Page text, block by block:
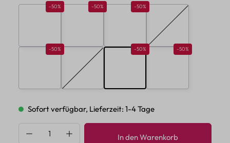
Rabatt 50%
-50% Rabatt 50%
-50% Rabatt 50%
-50%
Rabatt 50%
-50% Rabatt 50%
-50% Rabatt 50%
-50%
Sofort verfügbar, Lieferzeit: 1-4 Tage
Produkt Anzahl: Gib den gewünschten
In den Warenkorb